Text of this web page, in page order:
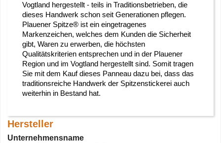
Vogtland hergestellt - teils in Traditionsbetrieben, die
dieses Handwerk schon seit Generationen pflegen.
Plauener Spitze® ist ein eingetragenes
Markenzeichen, welches dem Kunden die Sicherheit
gibt, Waren zu erwerben, die höchsten
Qualitätskriterien entsprechen und in der Plauener
Region und im Vogtland hergestellt sind. Somit tragen
Sie mit dem Kauf dieses Panneau dazu bei, dass das
traditionsreiche Handwerk der Spitzenstickerei auch
weiterhin in Bestand hat.
Hersteller
Unternehmensname